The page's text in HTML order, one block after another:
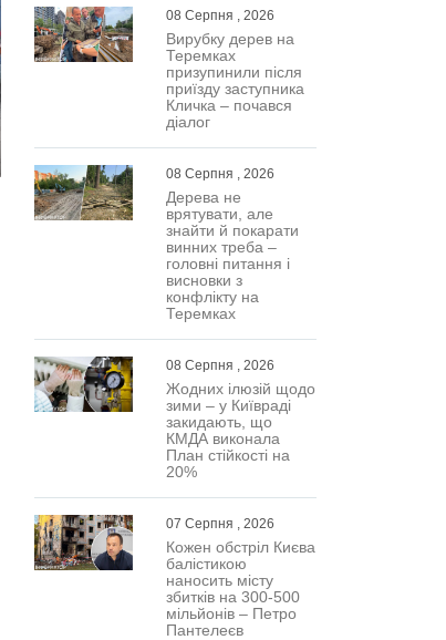
08 Серпня , 2026
Вирубку дерев на
Теремках
призупинили після
приїзду заступника
Кличка – почався
діалог
08 Серпня , 2026
Дерева не
врятувати, але
знайти й покарати
винних треба –
головні питання і
висновки з
конфлікту на
Теремках
08 Серпня , 2026
Жодних ілюзій щодо
зими – у Київраді
закидають, що
КМДА виконала
План стійкості на
20%
07 Серпня , 2026
Кожен обстріл Києва
балістикою
наносить місту
збитків на 300-500
мільйонів – Петро
Пантелеєв